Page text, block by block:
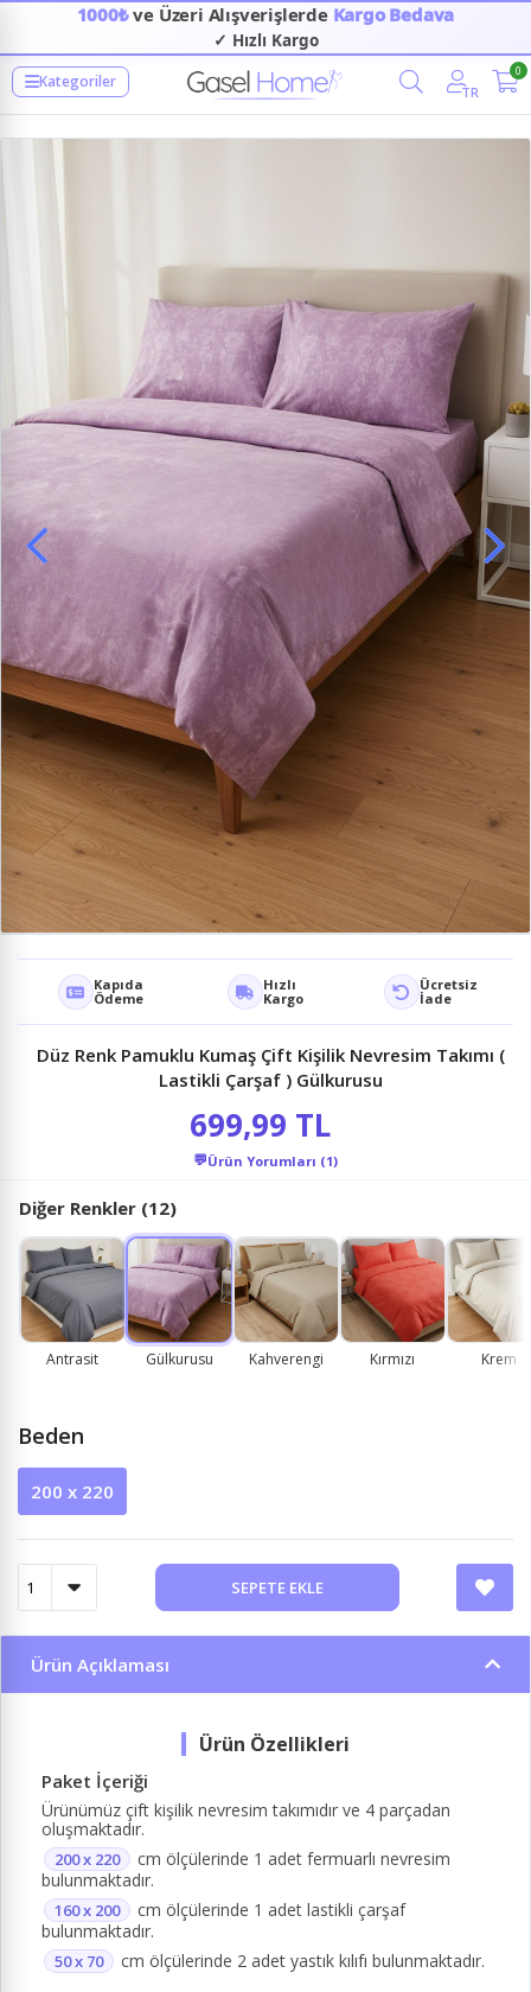
1000₺ve Üzeri Alışverişlerde Kargo Bedava
✓ Hızlı Kargo
Kategoriler
TR
0
Kapıda
Ödeme
Hızlı
Kargo
Ücretsiz
İade
Düz Renk Pamuklu Kumaş Çift Kişilik Nevresim Takımı (
Lastikli Çarşaf ) Gülkurusu
699,99 TL
💬Ürün Yorumları (1)
Diğer Renkler (12)
Antrasit Gülkurusu Kahverengi Kırmızı Krem
Beden
200 x 220
SEPETE EKLE
Ürün Açıklaması
Paket İçeriği
Ürünümüz çift kişilik nevresim takımıdır ve 4 parçadan
oluşmaktadır.
200 x 220
cm ölçülerinde 1 adet fermuarlı nevresim
bulunmaktadır.
160 x 200
cm ölçülerinde 1 adet lastikli çarşaf
bulunmaktadır.
50 x 70 cm ölçülerinde 2 adet yastık kılıfı bulunmaktadır.